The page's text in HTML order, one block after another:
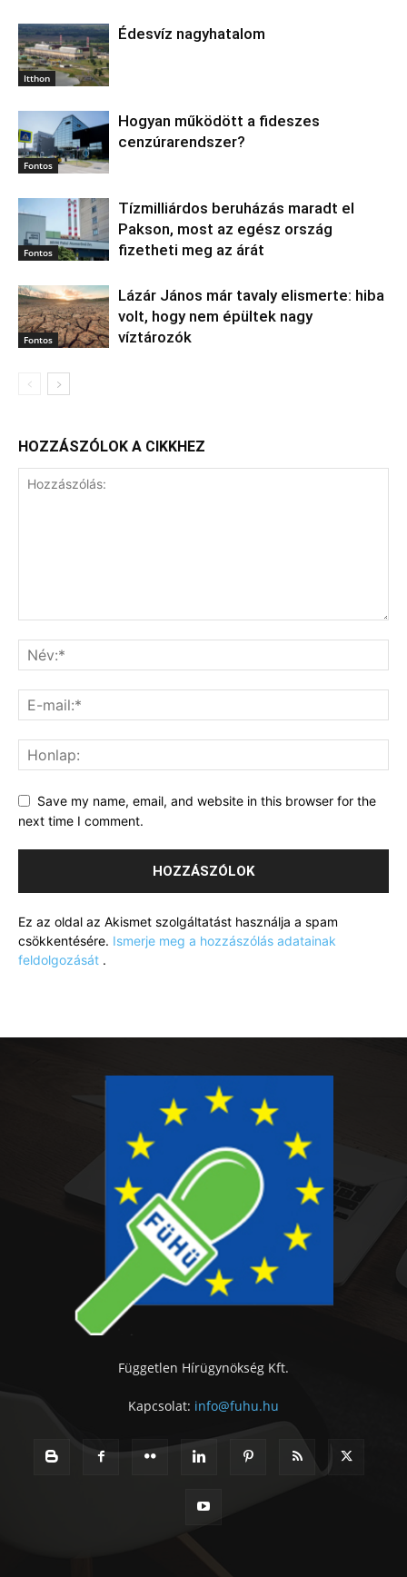
Itthon
Édesvíz nagyhatalom
Fontos
Hogyan működött a fideszes
cenzúrarendszer?
Fontos
Tízmilliárdos beruházás maradt el
Pakson, most az egész ország
fizetheti meg az árát
Fontos
Lázár János már tavaly elismerte: hiba
volt, hogy nem épültek nagy
víztározók
HOZZÁSZÓLOK A CIKKHEZ
Save my name, email, and website in this browser for the
next time I comment.
Ez az oldal az Akismet szolgáltatást használja a spam
csökkentésére. Ismerje meg a hozzászólás adatainak
feldolgozását .
Független Hírügynökség Kft.
Kapcsolat: info@fuhu.hu